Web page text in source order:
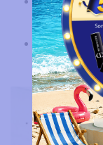
gồm cả tổng
Vitamin E:
tế bào da